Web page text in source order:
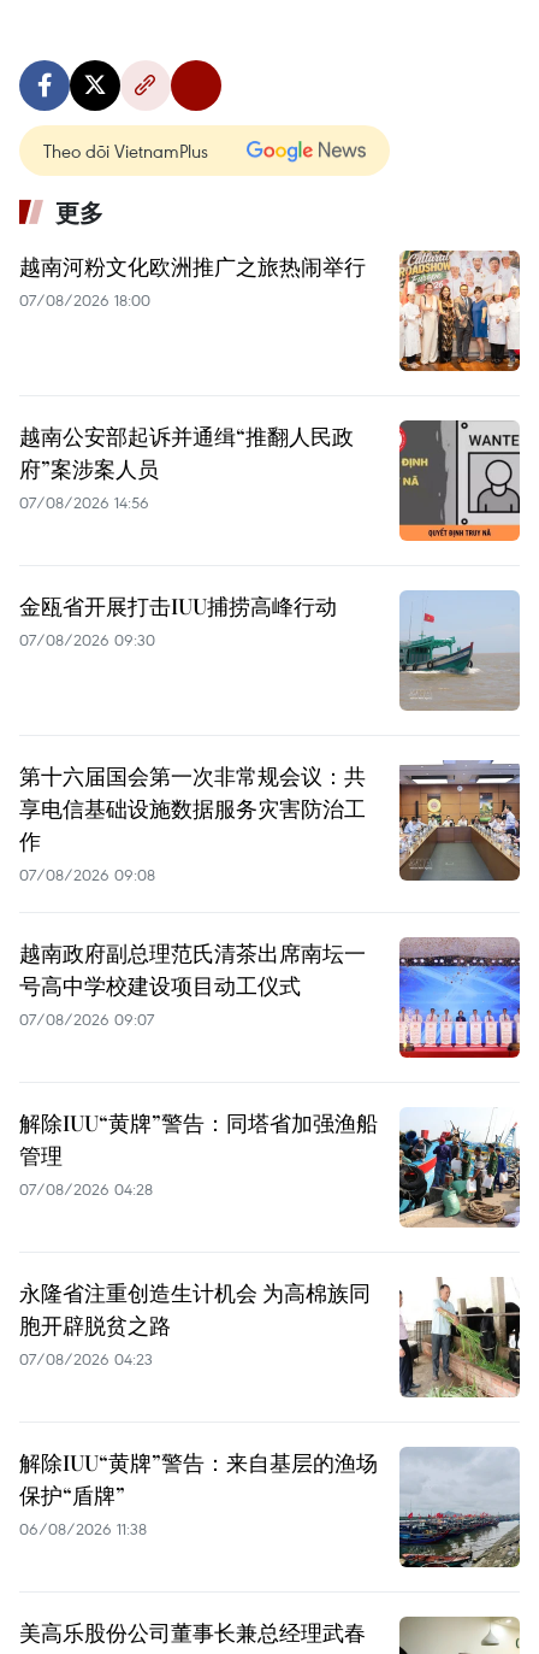
Theo dõi VietnamPlus
更多
越南河粉文化欧洲推广之旅热闹举行
07/08/2026 18:00
越南公安部起诉并通缉“推翻人民政
府”案涉案人员
07/08/2026 14:56
金瓯省开展打击IUU捕捞高峰行动
07/08/2026 09:30
第十六届国会第一次非常规会议：共
享电信基础设施数据服务灾害防治工
作
07/08/2026 09:08
越南政府副总理范氏清茶出席南坛一
号高中学校建设项目动工仪式
07/08/2026 09:07
解除IUU“黄牌”警告：同塔省加强渔船
管理
07/08/2026 04:28
永隆省注重创造生计机会 为高棉族同
胞开辟脱贫之路
07/08/2026 04:23
解除IUU“黄牌”警告：来自基层的渔场
保护“盾牌”
06/08/2026 11:38
美高乐股份公司董事长兼总经理武春